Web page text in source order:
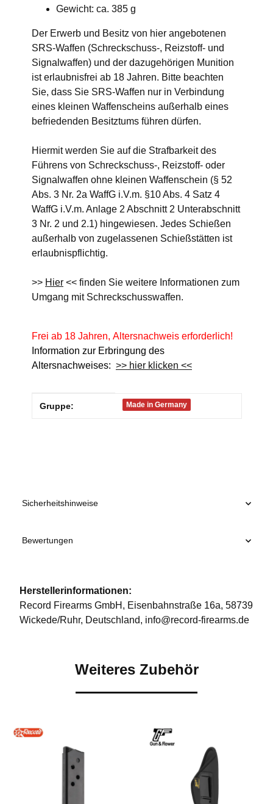
Gewicht: ca. 385 g
Der Erwerb und Besitz von hier angebotenen
SRS-Waffen (Schreckschuss-, Reizstoff- und
Signalwaffen) und der dazugehörigen Munition
ist erlaubnisfrei ab 18 Jahren. Bitte beachten
Sie, dass Sie SRS-Waffen nur in Verbindung
eines kleinen Waffenscheins außerhalb eines
befriedenden Besitztums führen dürfen.
Hiermit werden Sie auf die Strafbarkeit des
Führens von Schreckschuss-, Reizstoff- oder
Signalwaffen ohne kleinen Waffenschein (§ 52
Abs. 3 Nr. 2a WaffG i.V.m. §10 Abs. 4 Satz 4
WaffG i.V.m. Anlage 2 Abschnitt 2 Unterabschnitt
3 Nr. 2 und 2.1) hingewiesen. Jedes Schießen
außerhalb von zugelassenen Schießstätten ist
erlaubnispflichtig.
>> Hier << finden Sie weitere Informationen zum
Umgang mit Schreckschusswaffen.
Frei ab 18 Jahren, Altersnachweis erforderlich!
Information zur Erbringung des
Altersnachweises: >> hier klicken <<
Produkteigenschaft
Wert
Gruppe: Made in Germany
Sicherheitshinweise
Bewertungen
Herstellerinformationen:
Record Firearms GmbH, Eisenbahnstraße 16a, 58739
Wickede/Ruhr, Deutschland, info@record-firearms.de
Weiteres Zubehör